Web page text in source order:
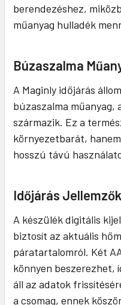
berendezéshez,
műanyag hulladék
Búzaszalma
A Maginly időjárás
búzaszalma
származik. Ez a
környezetbarát,
hosszú távú
Időjárás
A készülék digitális
biztosít az aktuális
páratartalomról. Két
könnyen beszerezhet,
áll az adatok
a csomag, ennek